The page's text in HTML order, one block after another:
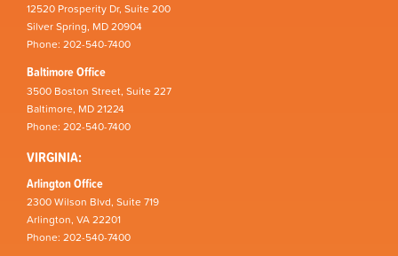
12520 Prosperity Dr, Suite 200
Silver Spring, MD 20904
Phone: 202-540-7400
Baltimore Office
3500 Boston Street, Suite 227
Baltimore, MD 21224
Phone: 202-540-7400
VIRGINIA:
Arlington Office
2300 Wilson Blvd, Suite 719
Arlington, VA 22201
Phone: 202-540-7400